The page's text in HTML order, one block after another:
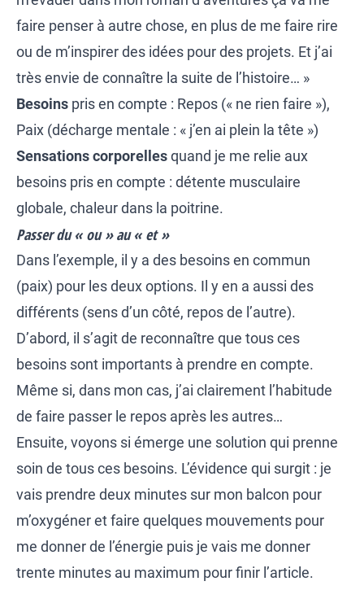
faire penser à autre chose, en plus de me faire rire
ou de m’inspirer des idées pour des projets. Et j’ai
très envie de connaître la suite de l’histoire… »
Besoins pris en compte : Repos (« ne rien faire »),
Paix (décharge mentale : « j’en ai plein la tête »)
Sensationscorporellesquand je me relie aux
besoins pris en compte : détente musculaire
globale, chaleur dans la poitrine.
Passer du « ou » au « et »
Dans l’exemple, il y a des besoins en commun
(paix) pour les deux options. Il y en a aussi des
différents (sens d’un côté, repos de l’autre).
D’abord, il s’agit de reconnaître que tous ces
besoins sont importants à prendre en compte.
Même si, dans mon cas, j’ai clairement l’habitude
de faire passer le repos après les autres…
Ensuite, voyons si émerge une solution qui prenne
soin de tous ces besoins. L’évidence qui surgit : je
vais prendre deux minutes sur mon balcon pour
m’oxygéner et faire quelques mouvements pour
me donner de l’énergie puis je vais me donner
trente minutes au maximum pour finir l’article.